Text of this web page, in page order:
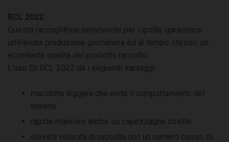
RCL 2022
Questa raccoglitrice semovente per cipolle, garantisce
un’elevata produzione giornaliera ed al tempo stesso, un
eccellente qualità del prodotto raccolto.
L’uso DI RCL 2022 dà i seguenti vantaggi:
macchina leggera che evita il compattamento del
terreno
rapide manovre anche su capezzagne strette
elevata velocità di raccolta con un numero basso di